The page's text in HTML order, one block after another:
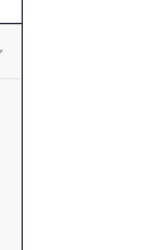
Undermeny för